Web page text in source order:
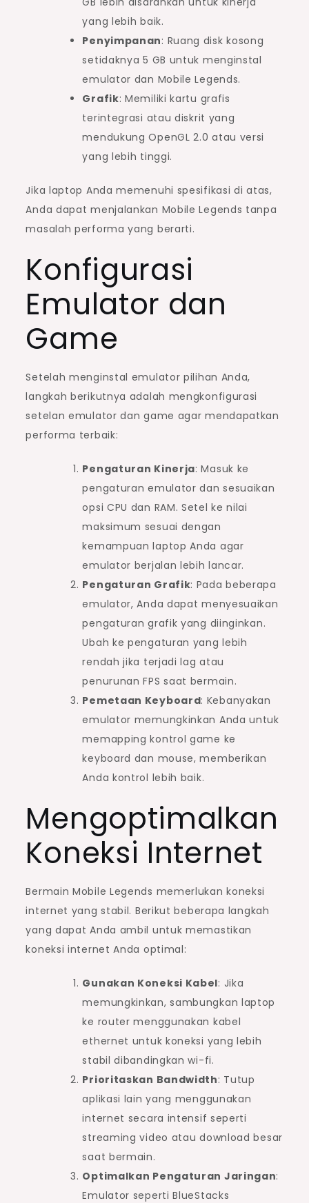
yang lebih baik.
Penyimpanan: Ruang disk kosong
setidaknya 5 GB untuk menginstal
emulator dan Mobile Legends.
Grafik: Memiliki kartu grafis
terintegrasi atau diskrit yang
mendukung OpenGL 2.0 atau versi
yang lebih tinggi.
Jika laptop Anda memenuhi spesifikasi di atas,
Anda dapat menjalankan Mobile Legends tanpa
masalah performa yang berarti.
Konfigurasi
Emulator dan
Game
Setelah menginstal emulator pilihan Anda,
langkah berikutnya adalah mengkonfigurasi
setelan emulator dan game agar mendapatkan
performa terbaik:
Pengaturan Kinerja: Masuk ke
pengaturan emulator dan sesuaikan
opsi CPU dan RAM. Setel ke nilai
maksimum sesuai dengan
kemampuan laptop Anda agar
emulator berjalan lebih lancar.
Pengaturan Grafik: Pada beberapa
emulator, Anda dapat menyesuaikan
pengaturan grafik yang diinginkan.
Ubah ke pengaturan yang lebih
rendah jika terjadi lag atau
penurunan FPS saat bermain.
Pemetaan Keyboard: Kebanyakan
emulator memungkinkan Anda untuk
memapping kontrol game ke
keyboard dan mouse, memberikan
Anda kontrol lebih baik.
Mengoptimalkan
Koneksi Internet
Bermain Mobile Legends memerlukan koneksi
internet yang stabil. Berikut beberapa langkah
yang dapat Anda ambil untuk memastikan
koneksi internet Anda optimal:
Gunakan Koneksi Kabel: Jika
memungkinkan, sambungkan laptop
ke router menggunakan kabel
ethernet untuk koneksi yang lebih
stabil dibandingkan wi-fi.
Prioritaskan Bandwidth: Tutup
aplikasi lain yang menggunakan
internet secara intensif seperti
streaming video atau download besar
saat bermain.
Optimalkan Pengaturan Jaringan:
Emulator seperti BlueStacks